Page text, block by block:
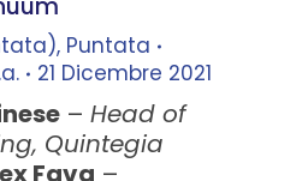
, Puntata
21 Dicembre 2021
– Head of
Quintegia
Fava –